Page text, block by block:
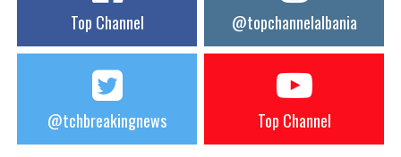
Top Channel @topchannelalbania
@tchbreakingnews Top Channel